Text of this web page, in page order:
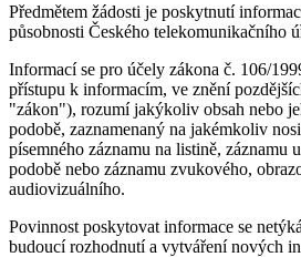
Předmětem žádosti je poskytnutí
působnosti Českého telekomunikačního
Informací se pro účely zákona č. 106/
přístupu k informacím, ve znění
"zákon"), rozumí jakýkoliv obsah nebo
podobě, zaznamenaný na jakémkoliv
písemného záznamu na listině, záznamu
podobě nebo záznamu zvukového,
audiovizuálního.
Povinnost poskytovat informace se
budoucí rozhodnutí a vytváření nových